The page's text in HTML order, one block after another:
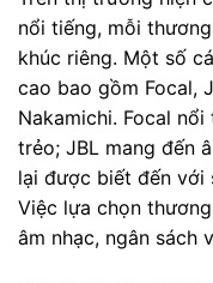
nổi tiếng, mỗi
khúc riêng. Một số
cao bao gồm Focal,
Nakamichi. Focal
trẻo; JBL mang đến
lại được biết đến với
Việc lựa chọn
âm nhạc, ngân sách